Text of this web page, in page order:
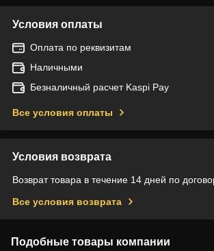
Условия оплаты
Оплата по реквизитам
Наличными
Безналичный расчет Kaspi Pay
Все условия оплаты
Условия возврата
Возврат товара в течение 14 дней по
Все условия возврата
Подобные товары компании